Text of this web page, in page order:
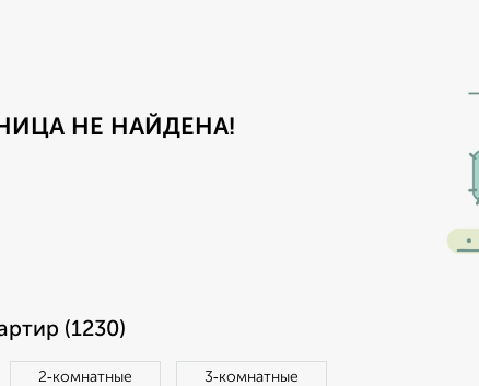
НЕ НАЙДЕНА!
(1230)
2‑комнатные 3‑комнатные